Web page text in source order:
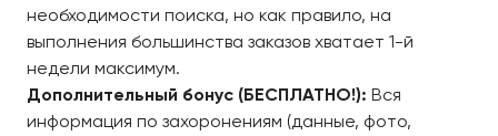
необходимости поиска, но как правило, на
выполнения большинства заказов хватает 1-й
недели максимум.
Дополнительный бонус (БЕСПЛАТНО!): Вся
информация по захоронениям (данные, фото,